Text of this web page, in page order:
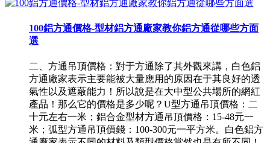
100鋁方通價格-型材鋁方通廠家教你鋁方通從哪些方面
選
二、方通吊頂價格：對于方通除了其外觀來講，白色鋁
方通廠家表示主要能被大量應用的原因在于其良好的透
氣性以及遮蔽能力！所以說是在大中型公共場所的網紅
產品！那么它的價格是多少呢？U型方通吊頂價格：二
十元左右一米；鋁合金型材方通吊頂價格：15-48元一
米；弧型方通吊頂價錢：100-300元一平方米。白色鋁方